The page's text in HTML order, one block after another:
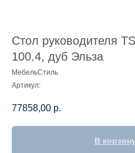
Стол руководителя
100.4, дуб Эльза
МебельСтиль
Артикул:
77858,00 р.
В